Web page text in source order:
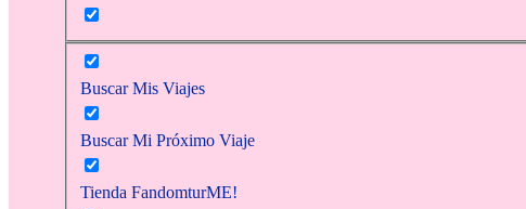
Buscar Mis Viajes
Buscar Mi Próximo Viaje
Tienda FandomturME!